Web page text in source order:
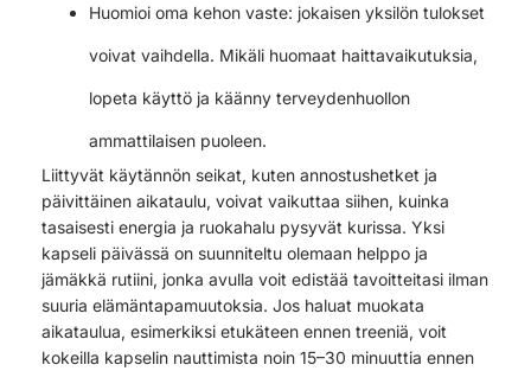
Huomioi oma kehon vaste: jokaisen yksilön tulokset
voivat vaihdella. Mikäli huomaat haittavaikutuksia,
lopeta käyttö ja käänny terveydenhuollon
ammattilaisen puoleen.
Liittyvät käytännön seikat, kuten annostushetket ja
päivittäinen aikataulu, voivat vaikuttaa siihen, kuinka
tasaisesti energia ja ruokahalu pysyvät kurissa. Yksi
kapseli päivässä on suunniteltu olemaan helppo ja
jämäkkä rutiini, jonka avulla voit edistää tavoitteitasi ilman
suuria elämäntapamuutoksia. Jos haluat muokata
aikataulua, esimerkiksi etukäteen ennen treeniä, voit
kokeilla kapselin nauttimista noin 15–30 minuuttia ennen